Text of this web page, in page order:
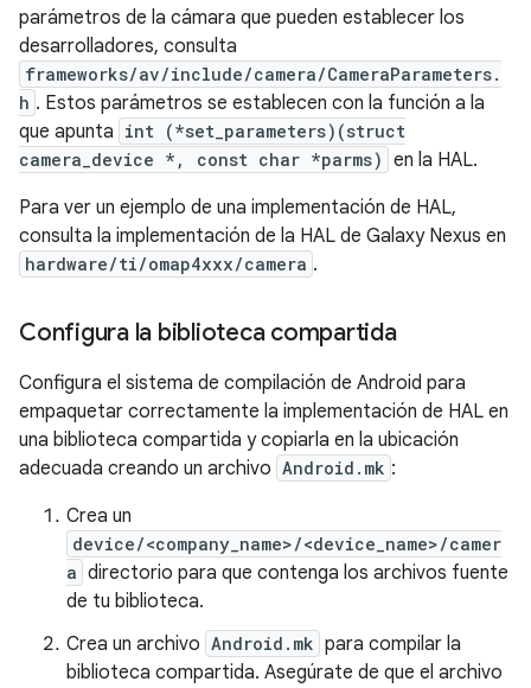
parámetros de la cámara que pueden establecer los
desarrolladores, consulta
frameworks/av/include/camera/CameraParameters.
h . Estos parámetros se establecen con la función a la
que apunta int (*set_parameters)(struct
camera_device *, const char *parms) en la HAL.
Para ver un ejemplo de una implementación de HAL,
consulta la implementación de la HAL de Galaxy Nexus en
hardware/ti/omap4xxx/camera .
Configura la biblioteca compartida
Configura el sistema de compilación de Android para
empaquetar correctamente la implementación de HAL en
una biblioteca compartida y copiarla en la ubicación
adecuada creando un archivo Android.mk :
Crea un
device/<company_name>/<device_name>/camer
a directorio para que contenga los archivos fuente
de tu biblioteca.
Crea un archivo Android.mk para compilar la
biblioteca compartida. Asegúrate de que el archivo